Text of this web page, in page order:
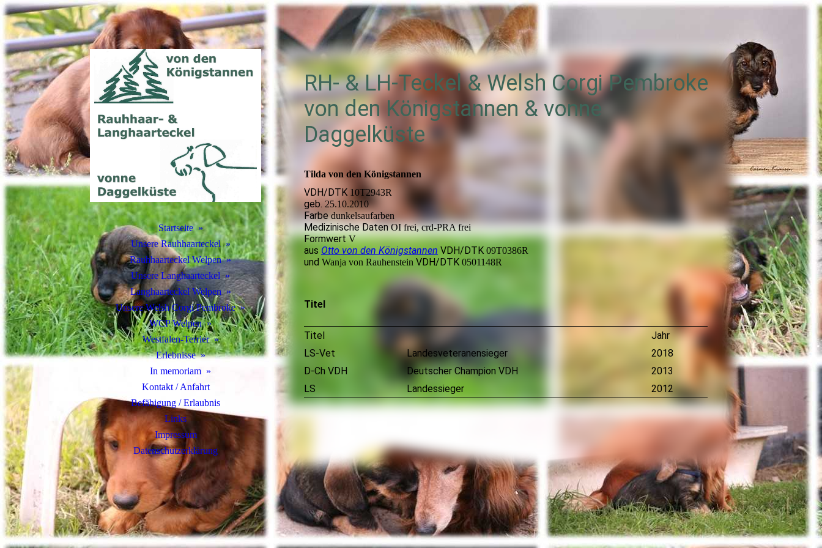
Startseite
Unsere Rauhhaarteckel
Rauhhaarteckel Welpen
Unsere Langhaarteckel
Langhaarteckel Welpen
Unsere Welsh Corgi Pembroke
WCP Welpen
Westfalen-Terrier
Erlebnisse
In memoriam
Kontakt / Anfahrt
Befähigung / Erlaubnis
Links
Impressum
Datenschutz­erklärung
RH- & LH-Teckel & Welsh Corgi Pembroke
von den Königstannen & vonne
Daggelküste
Tilda von den Königstannen
VDH/DTK 10T2943R
geb. 25.10.2010
Farbedunkelsaufarben
Medizinische DatenOI frei, crd-PRA frei
FormwertV
aus Otto von den Königstannen VDH/DTK 09T0386R
und Wanja von Rauhenstein VDH/DTK 0501148R
Titel
Titel
Jahr
LS-Vet
Landesveteranensieger
2018
D-Ch VDH
Deutscher Champion VDH
2013
LS
Landessieger 2012